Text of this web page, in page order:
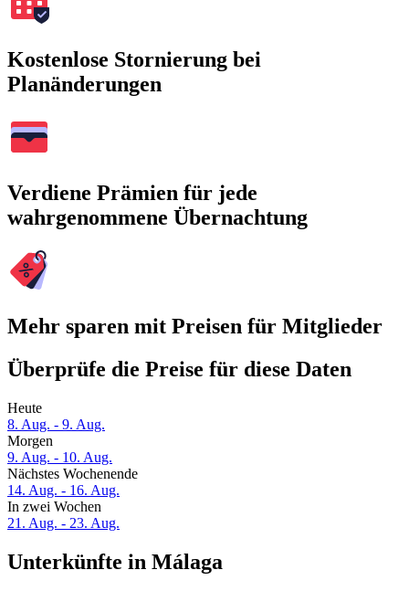
Kostenlose Stornierung bei
Planänderungen
Verdiene Prämien für jede
wahrgenommene Übernachtung
Mehr sparen mit Preisen für Mitglieder
Überprüfe die Preise für diese Daten
Heute
8. Aug. - 9. Aug.
Morgen
9. Aug. - 10. Aug.
Nächstes Wochenende
14. Aug. - 16. Aug.
In zwei Wochen
21. Aug. - 23. Aug.
Unterkünfte in Málaga